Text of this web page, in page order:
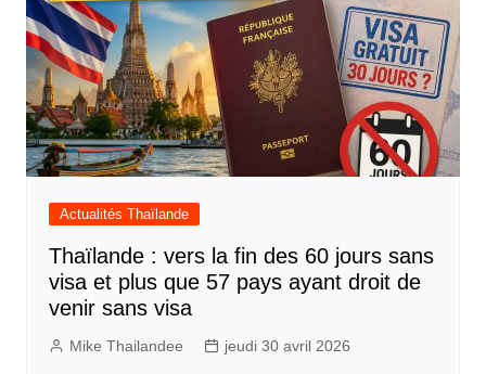
Actualités Thaïlande
Thaïlande : vers la fin des 60 jours sans
visa et plus que 57 pays ayant droit de
venir sans visa
Mike Thailandee jeudi 30 avril 2026